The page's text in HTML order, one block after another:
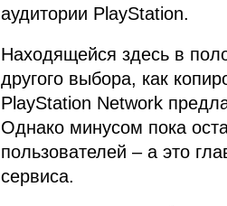
аудитории PlayStation.
Находящейся здесь в
другого выбора, как
PlayStation Network
Однако минусом пока
пользователей – а это
сервиса.